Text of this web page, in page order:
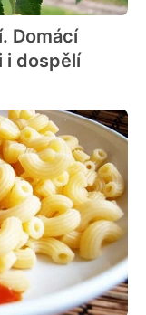
Domácí
i dospělí